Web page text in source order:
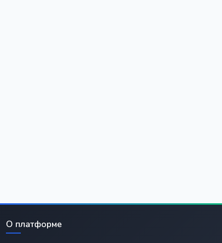
О платформе